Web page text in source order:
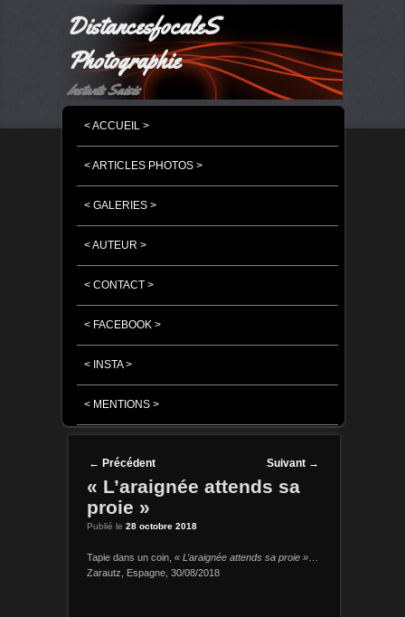
DistancesfocaleS
Photographie
Instants Saisis
MASQUER LA NAVIGATION PRINCIPALE
MASQUER LA NAVIGATION SECONDAIRE
< ACCUEIL >
< ARTICLES PHOTOS >
< GALERIES >
< AUTEUR >
< CONTACT >
< FACEBOOK >
< INSTA >
< MENTIONS >
Post navigation
← Précédent Suivant →
« L’araignée attends sa
proie »
Publié le 28 octobre 2018
Tapie dans un coin, « L’araignée attends sa proie »…
Zarautz, Espagne, 30/08/2018